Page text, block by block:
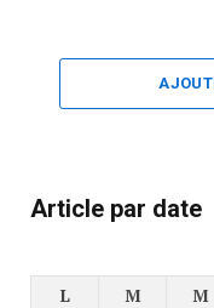
Article par date
L
M M